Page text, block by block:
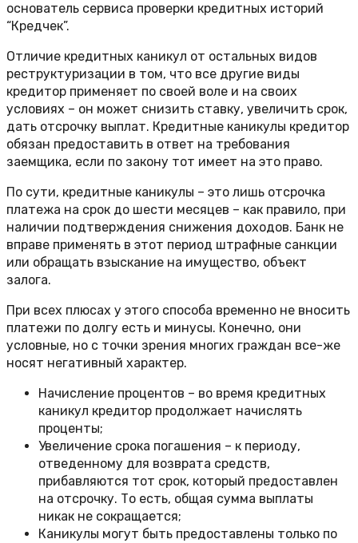
основатель сервиса проверки кредитных историй
“Кредчек”.
Отличие кредитных каникул от остальных видов
реструктуризации в том, что все другие виды
кредитор применяет по своей воле и на своих
условиях – он может снизить ставку, увеличить срок,
дать отсрочку выплат. Кредитные каникулы кредитор
обязан предоставить в ответ на требования
заемщика, если по закону тот имеет на это право.
По сути, кредитные каникулы – это лишь отсрочка
платежа на срок до шести месяцев – как правило, при
наличии подтверждения снижения доходов. Банк не
вправе применять в этот период штрафные санкции
или обращать взыскание на имущество, объект
залога.
При всех плюсах у этого способа временно не вносить
платежи по долгу есть и минусы. Конечно, они
условные, но с точки зрения многих граждан все-же
носят негативный характер.
Начисление процентов – во время кредитных
каникул кредитор продолжает начислять
проценты;
Увеличение срока погашения – к периоду,
отведенному для возврата средств,
прибавляются тот срок, который предоставлен
на отсрочку. То есть, общая сумма выплаты
никак не сокращается;
Каникулы могут быть предоставлены только по